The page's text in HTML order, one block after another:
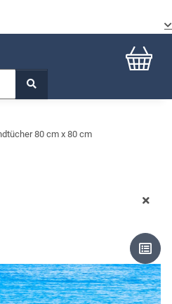
80 cm x 80 cm